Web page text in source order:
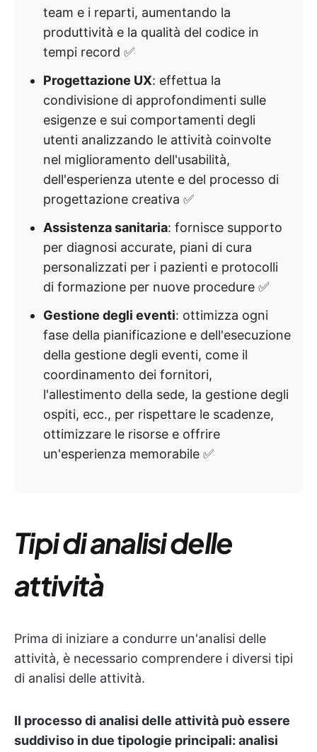
team e i reparti, aumentando la
produttività e la qualità del codice in
tempi record ✅
Progettazione UX: effettua la
condivisione di approfondimenti sulle
esigenze e sui comportamenti degli
utenti analizzando le attività coinvolte
nel miglioramento dell'usabilità,
dell'esperienza utente e del processo di
progettazione creativa ✅
Assistenza sanitaria: fornisce supporto
per diagnosi accurate, piani di cura
personalizzati per i pazienti e protocolli
di formazione per nuove procedure ✅
Gestione degli eventi: ottimizza ogni
fase della pianificazione e dell'esecuzione
della gestione degli eventi, come il
coordinamento dei fornitori,
l'allestimento della sede, la gestione degli
ospiti, ecc., per rispettare le scadenze,
ottimizzare le risorse e offrire
un'esperienza memorabile ✅
Tipi di analisi delle
attività
Prima di iniziare a condurre un'analisi delle
attività, è necessario comprendere i diversi tipi
di analisi delle attività.
Il processo di analisi delle attività può essere
suddiviso in due tipologie principali: analisi